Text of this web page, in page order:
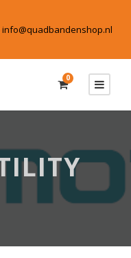
info@quadbandenshop.nl
0